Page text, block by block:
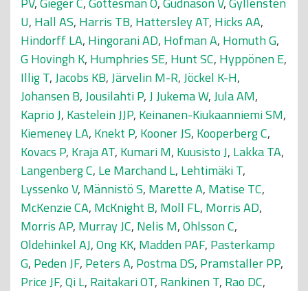
U, Hall AS, Harris TB, Hattersley AT, Hicks AA,
Hindorff LA, Hingorani AD, Hofman A, Homuth G,
G Hovingh K, Humphries SE, Hunt SC, Hyppönen E,
Illig T,Jacobs KB,Järvelin M-R,Jöckel K-H,
Johansen B,Jousilahti P,J Jukema W,Jula AM,
Kaprio J, Kastelein JJP, Keinanen-Kiukaanniemi SM,
Kiemeney LA, Knekt P, Kooner JS, Kooperberg C,
Kovacs P, Kraja AT, Kumari M, Kuusisto J, Lakka TA,
Langenberg C, Le Marchand L, Lehtimäki T,
Lyssenko V, Männistö S, Marette A, Matise TC,
McKenzie CA, McKnight B, Moll FL, Morris AD,
Morris AP, Murray JC, Nelis M,Ohlsson C,
Oldehinkel AJ,Ong KK, Madden PAF, Pasterkamp
G, Peden JF, Peters A, Postma DS, Pramstaller PP,
Price JF,Qi L, Raitakari OT, Rankinen T, Rao DC,